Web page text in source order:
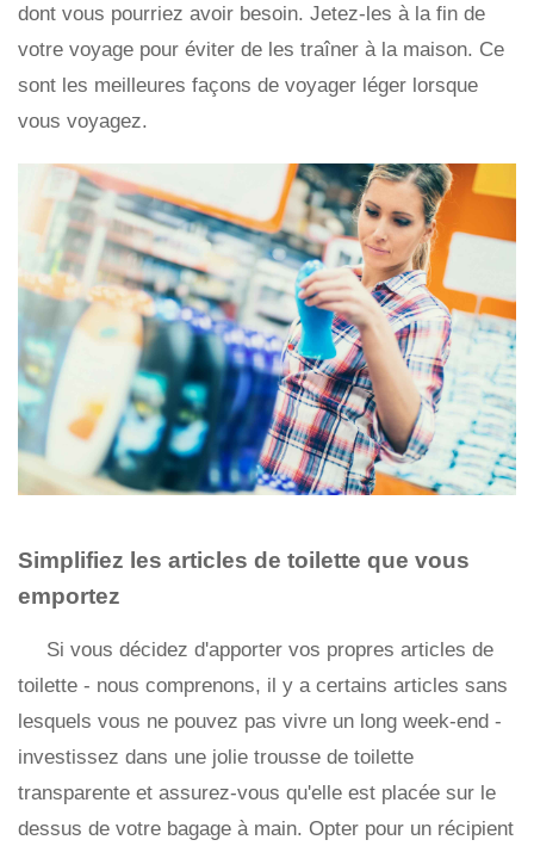
dont vous pourriez avoir besoin. Jetez-les à la fin de
votre voyage pour éviter de les traîner à la maison. Ce
sont les meilleures façons de voyager léger lorsque
vous voyagez.
Simplifiez les articles de toilette que vous
emportez
Si vous décidez d'apporter vos propres articles de
toilette - nous comprenons, il y a certains articles sans
lesquels vous ne pouvez pas vivre un long week-end -
investissez dans une jolie trousse de toilette
transparente et assurez-vous qu'elle est placée sur le
dessus de votre bagage à main. Opter pour un récipient